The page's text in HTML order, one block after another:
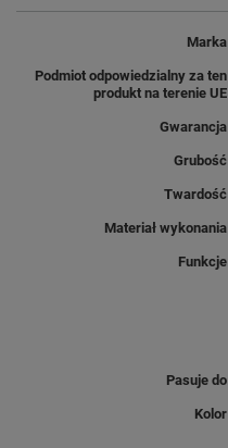
Marka
Podmiot odpowiedzialny za ten
produkt na terenie UE
Gwarancja
Grubość
Twardość
Materiał wykonania
Funkcje
Pasuje do
Kolor